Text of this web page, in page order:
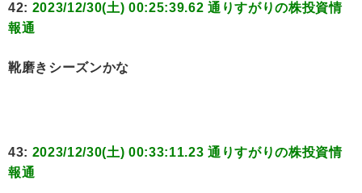
42: 2023/12/30(土) 00:25:39.62 通りすがりの株投資情
報通
靴磨きシーズンかな
43: 2023/12/30(土) 00:33:11.23 通りすがりの株投資情
報通